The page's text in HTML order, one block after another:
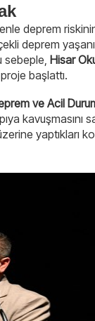
deprem
deprem
sebeple, Hisar
başlattı.
ve Acil
kavuşmasını
yaptıkları